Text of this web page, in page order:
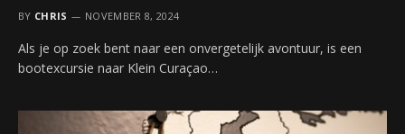
BY CHRIS NOVEMBER 8, 2024
Als je op zoek bent naar een onvergetelijk avontuur, is een
bootexcursie naar Klein Curaçao…